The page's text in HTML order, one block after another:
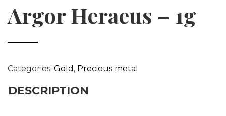
BLOG
Argor Heraeus – 1g
Categories: Gold , Precious metal
DESCRIPTION